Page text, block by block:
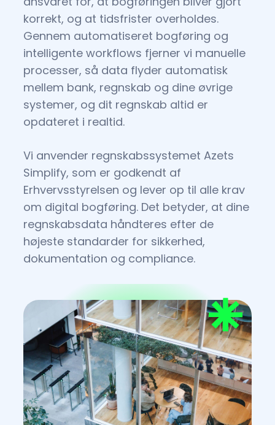
korrekt, og at tidsfrister overholdes.
Gennem automatiseret bogføring og
intelligente workflows fjerner vi manuelle
processer, så data flyder automatisk
mellem bank, regnskab og dine øvrige
systemer, og dit regnskab altid er
opdateret i realtid.
Vi anvender regnskabssystemet Azets
Simplify, som er godkendt af
Erhvervsstyrelsen og lever op til alle krav
om digital bogføring. Det betyder, at dine
regnskabsdata håndteres efter de
højeste standarder for sikkerhed,
dokumentation og compliance.